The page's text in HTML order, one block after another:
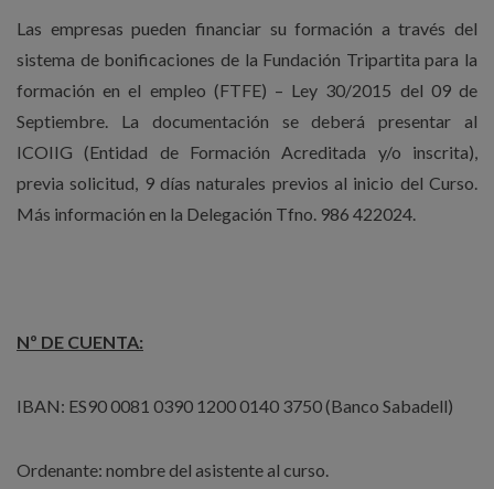
Las empresas pueden financiar su formación a través del
sistema de bonificaciones de la Fundación Tripartita para la
formación en el empleo (FTFE) – Ley 30/2015 del 09 de
Septiembre. La documentación se deberá presentar al
ICOIIG (Entidad de Formación Acreditada y/o inscrita),
previa solicitud, 9 días naturales previos al inicio del Curso.
Más información en la Delegación Tfno. 986 422024.
Nº DE CUENTA:
IBAN: ES90 0081 0390 1200 0140 3750 (Banco Sabadell)
Ordenante: nombre del asistente al curso.